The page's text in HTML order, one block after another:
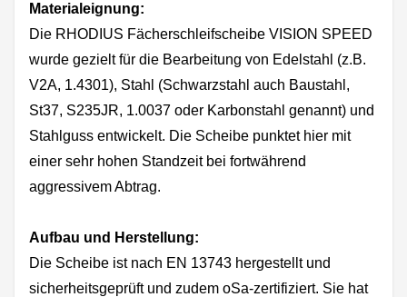
Materialeignung:
Die RHODIUS Fächerschleifscheibe VISION SPEED
wurde gezielt für die Bearbeitung von Edelstahl (z.B.
V2A, 1.4301), Stahl (Schwarzstahl auch Baustahl,
St37, S235JR, 1.0037 oder Karbonstahl genannt) und
Stahlguss entwickelt. Die Scheibe punktet hier mit
einer sehr hohen Standzeit bei fortwährend
aggressivem Abtrag.
Aufbau und Herstellung:
Die Scheibe ist nach EN 13743 hergestellt und
sicherheitsgeprüft und zudem oSa-zertifiziert. Sie hat